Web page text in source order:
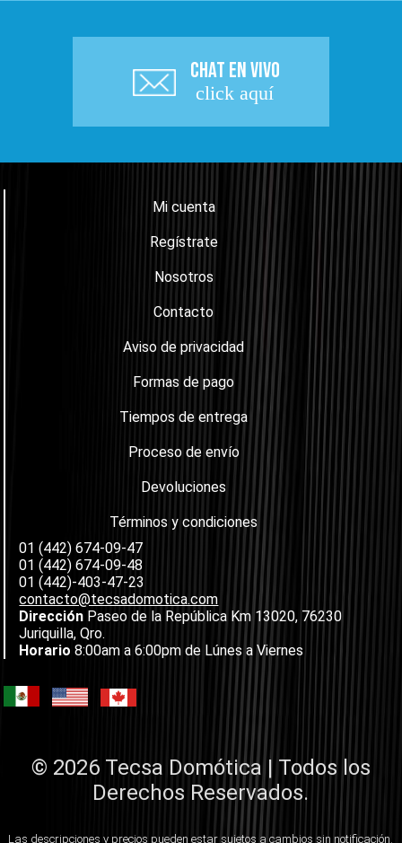
CHAT EN VIVO
click aquí
Mi cuenta
Regístrate
Nosotros
Contacto
Aviso de privacidad
Formas de pago
Tiempos de entrega
Proceso de envío
Devoluciones
Términos y condiciones
01 (442) 674-09-47
01 (442) 674-09-48
01 (442)-403-47-23
contacto@tecsadomotica.com
Dirección Paseo de la República Km 13020, 76230
Juriquilla, Qro.
Horario 8:00am a 6:00pm de Lúnes a Viernes
© 2026 Tecsa Domótica | Todos los
Derechos Reservados.
Las descripciones y precios pueden estar sujetos a cambios sin notificación.